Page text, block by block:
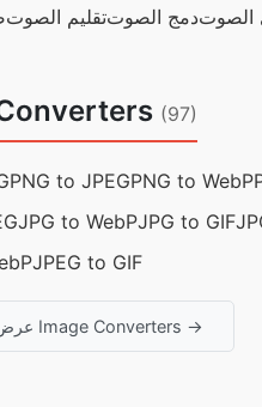
تقليم الصوتدمج الصوتالصوت
(97)
PNG to JPEGPNG to WebP
JPG to WebPJPG to GIF
JPEG to GIF
عرض الكل 97 Image Converters →